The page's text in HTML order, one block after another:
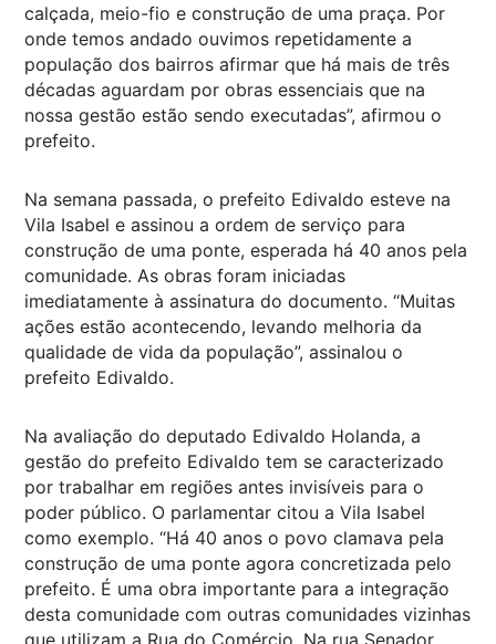
calçada, meio-fio e construção de uma praça. Por
onde temos andado ouvimos repetidamente a
população dos bairros afirmar que há mais de três
décadas aguardam por obras essenciais que na
nossa gestão estão sendo executadas”, afirmou o
prefeito.
Na semana passada, o prefeito Edivaldo esteve na
Vila Isabel e assinou a ordem de serviço para
construção de uma ponte, esperada há 40 anos pela
comunidade. As obras foram iniciadas
imediatamente à assinatura do documento. “Muitas
ações estão acontecendo, levando melhoria da
qualidade de vida da população”, assinalou o
prefeito Edivaldo.
Na avaliação do deputado Edivaldo Holanda, a
gestão do prefeito Edivaldo tem se caracterizado
por trabalhar em regiões antes invisíveis para o
poder público. O parlamentar citou a Vila Isabel
como exemplo. “Há 40 anos o povo clamava pela
construção de uma ponte agora concretizada pelo
prefeito. É uma obra importante para a integração
desta comunidade com outras comunidades vizinhas
que utilizam a Rua do Comércio. Na rua Senador